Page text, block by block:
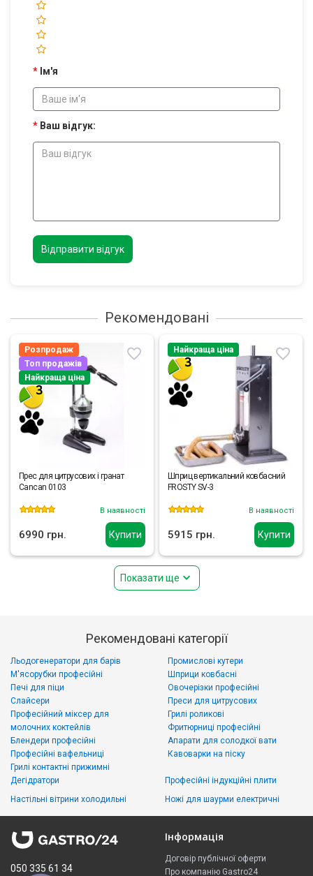
Ім'я
Ваш відгук:
Відправити відгук
Рекомендовані
Купити
Розпродаж
Топ продажів
Найкраща ціна
Прес для цитрусових і гранат
Cancan 0103
В наявності
6990 грн. Купити
Найкраща ціна
Шприц вертикальний ковбасний
FROSTY SV-3
В наявності
5915 грн.
Показати ще
Рекомендовані категорії
Льодогенератори для барів
М'ясорубки професійні
Печі для піци
Слайсери
Промислові кутери
Шприци ковбасні
Овочерізки професійні
Преси для цитрусових
Професійний міксер для
молочних коктейлів
Блендери професійні
Професійні вафельниці
Грилі контактні прижимні
Грилі роликові
Фритюрниці професійні
Апарати для солодкої вати
Кавоварки на піску
Дегідратори
Настільні вітрини холодильні
Професійні індукційні плити
Ножі для шаурми електричні
050 335 61 34
Інформація
Договір публічної оферти
Про компанію Gastro24